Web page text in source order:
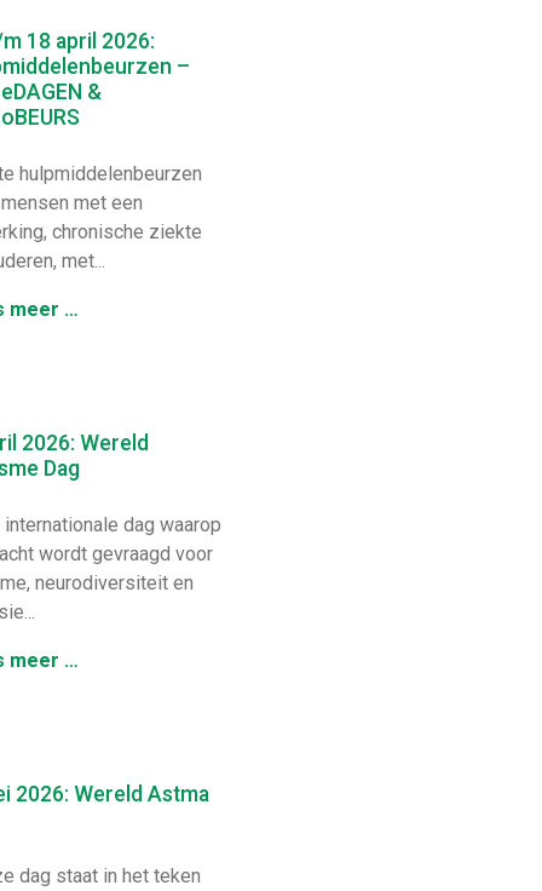
18 april 2026:
–
&
hulpmiddelenbeurzen
met een
chronische ziekte
met...
meer …
2026: Wereld
Dag
dag waarop
wordt gevraagd voor
neurodiversiteit en
meer …
2026: Wereld Astma
dag staat in het teken